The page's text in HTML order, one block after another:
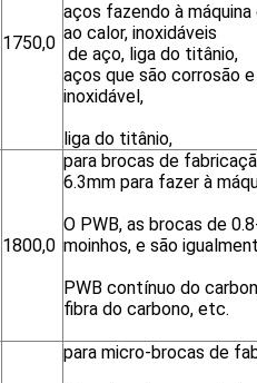
1750,0
aços fazendo à
ao calor, inoxidáveis
de aço, liga do titânio,
aços que são corrosão
inoxidável,
liga do titânio,
1800,0
para brocas de
6.3mm para fazer à
O PWB, as brocas de
moinhos, e são
PWB contínuo do
fibra do carbono, etc.
para micro-brocas de